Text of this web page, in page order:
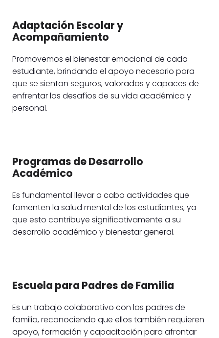
Adaptación Escolar y
Acompañamiento
Promovemos el bienestar emocional de cada
estudiante, brindando el apoyo necesario para
que se sientan seguros, valorados y capaces de
enfrentar los desafíos de su vida académica y
personal.
Programas de Desarrollo
Académico
Es fundamental llevar a cabo actividades que
fomenten la salud mental de los estudiantes, ya
que esto contribuye significativamente a su
desarrollo académico y bienestar general.
Escuela para Padres de Familia
Es un trabajo colaborativo con los padres de
familia, reconociendo que ellos también requieren
apoyo, formación y capacitación para afrontar